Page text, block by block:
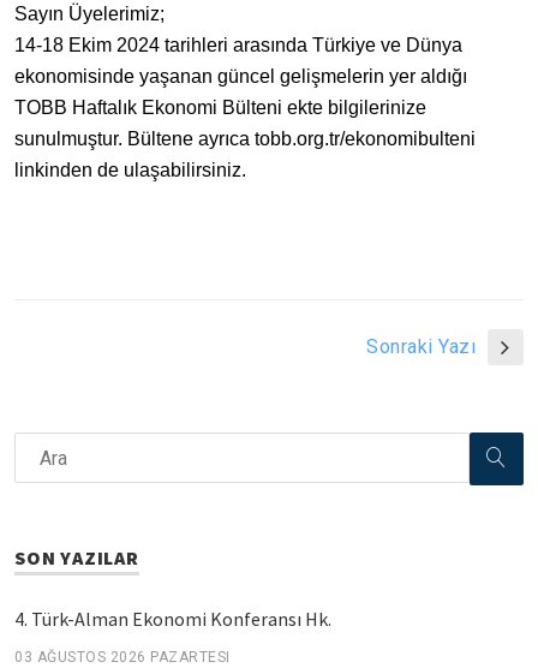
Sayın Üyelerimiz;
14-18 Ekim 2024 tarihleri arasında Türkiye ve Dünya
ekonomisinde yaşanan güncel gelişmelerin yer aldığı
TOBB Haftalık Ekonomi Bülteni ekte bilgilerinize
sunulmuştur. Bültene ayrıca tobb.org.tr/ekonomibulteni
linkinden de ulaşabilirsiniz.
Sonraki Yazı
SON YAZILAR
4. Türk-Alman Ekonomi Konferansı Hk.
03 AĞUSTOS 2026 PAZARTESI